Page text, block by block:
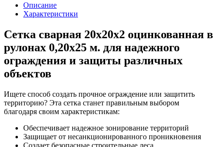
Описание
Характеристики
Сетка сварная 20х20x2 оцинкованная в
рулонах 0,20х25 м. для надежного
ограждения и защиты различных
объектов
Ищете способ создать прочное ограждение или защитить
территорию? Эта сетка станет правильным выбором
благодаря своим характеристикам:
Обеспечивает надежное зонирование территорий
Защищает от несанкционированного проникновения
Создает безопасные строительные леса